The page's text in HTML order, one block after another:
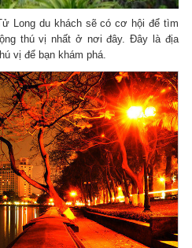
Long du khách sẽ có cơ hội để tìm
thú vị nhất ở nơi đây. Đây là địa
vị để bạn khám phá.